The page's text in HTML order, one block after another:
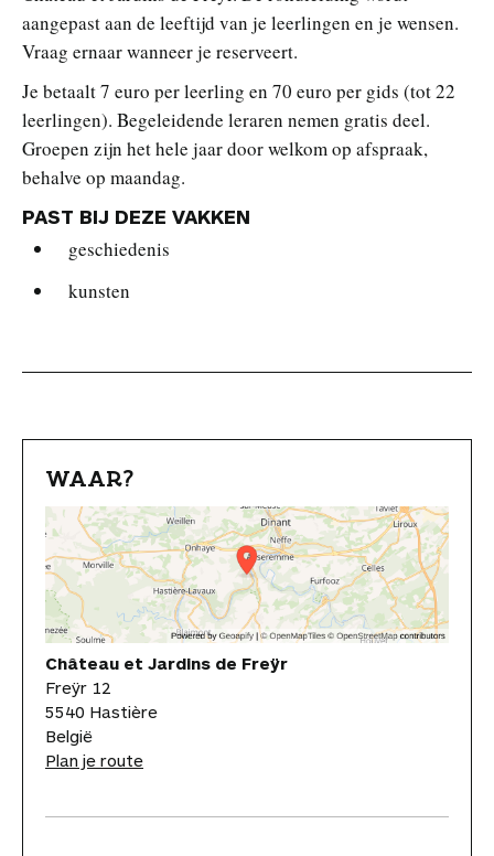
aangepast aan de leeftijd van je leerlingen en je wensen.
Vraag ernaar wanneer je reserveert.
Je betaalt 7 euro per leerling en 70 euro per gids (tot 22
leerlingen). Begeleidende leraren nemen gratis deel.
Groepen zijn het hele jaar door welkom op afspraak,
behalve op maandag.
PAST BIJ DEZE VAKKEN
geschiedenis
kunsten
WAAR?
Château et Jardins de Freÿr
Freÿr 12
5540 Hastière
België
Plan je route